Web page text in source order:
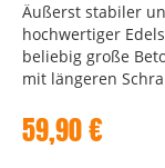
Äußerst stabiler
hochwertiger
beliebig große
mit längeren
59,90€